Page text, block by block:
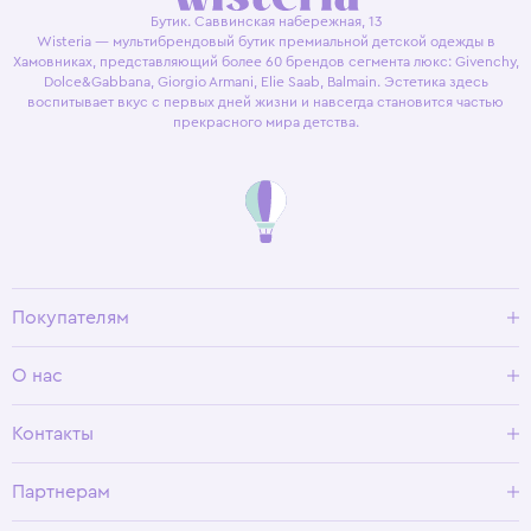
Бутик. Саввинская набережная, 13
Wisteria — мультибрендовый бутик премиальной детской одежды в
Хамовниках, представляющий более 60 брендов сегмента люкс: Givenchy,
Dolce&Gabbana, Giorgio Armani, Elie Saab, Balmain. Эстетика здесь
воспитывает вкус с первых дней жизни и навсегда становится частью
прекрасного мира детства.
Покупателям
Условия возврата
О нас
Программа лояльности
Контакты
Партнерам